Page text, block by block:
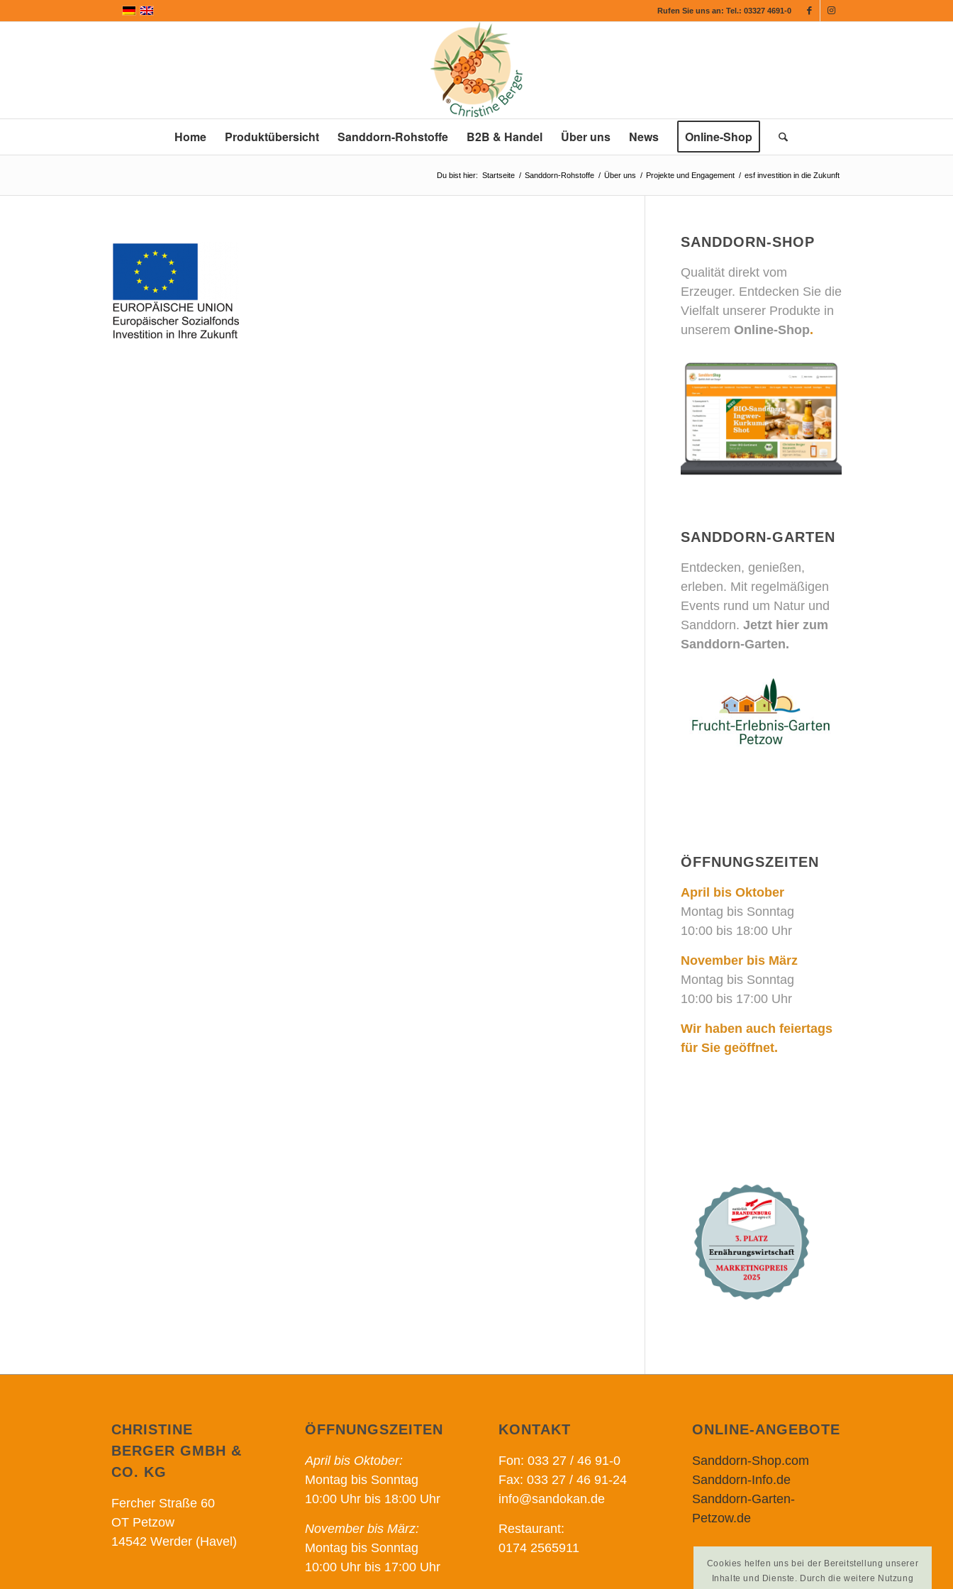
Rufen Sie uns an: Tel.: 03327 4691-0
Home Produktübersicht Sanddorn-Rohstoffe B2B & Handel Über uns News Online-Shop
Du bist hier: Startseite / Sanddorn-Rohstoffe / Über uns / Projekte und Engagement / esf investition in die Zukunft
SANDDORN-SHOP
Qualität direkt vom
Erzeuger. Entdecken Sie die
Vielfalt unserer Produkte in
unserem Online-Shop.
SANDDORN-GARTEN
Entdecken, genießen,
erleben. Mit regelmäßigen
Events rund um Natur und
Sanddorn. Jetzt hier zum
Sanddorn-Garten.
ÖFFNUNGSZEITEN
April bis Oktober
Montag bis Sonntag
10:00 bis 18:00 Uhr
November bis März
Montag bis Sonntag
10:00 bis 17:00 Uhr
Wir haben auch feiertags
für Sie geöffnet.
CHRISTINE
BERGER GMBH &
CO. KG
Fercher Straße 60
OT Petzow
14542 Werder (Havel)
ÖFFNUNGSZEITEN
April bis Oktober:
Montag bis Sonntag
10:00 Uhr bis 18:00 Uhr
November bis März:
Montag bis Sonntag
10:00 Uhr bis 17:00 Uhr
KONTAKT
Fon: 033 27 / 46 91-0
Fax: 033 27 / 46 91-24
info@sandokan.de
Restaurant:
0174 2565911
ONLINE-ANGEBOTE
Sanddorn-Shop.com
Sanddorn-Info.de
Sanddorn-Garten-
Petzow.de
Cookies helfen uns bei der Bereitstellung unserer
Inhalte und Dienste. Durch die weitere Nutzung